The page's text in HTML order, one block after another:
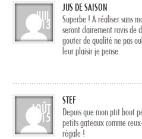
JUIL
13
JUS DE SAISON
Superbe ! A réaliser sans
seront clairement ravis de
gouter de qualité ne pas
leur plaisir je pense.
AOÛT
15
STEF
Depuis que mon ptit bout
petits gateaux comme
régale !